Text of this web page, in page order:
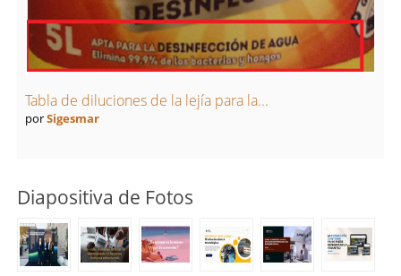
Tabla de diluciones de la lejía para la...
porSigesmar
Diapositiva de Fotos